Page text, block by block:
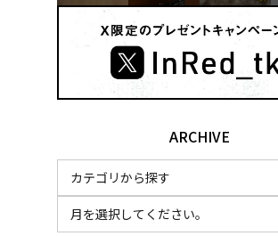
ARCHIVE